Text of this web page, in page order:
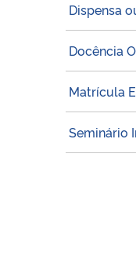
Dispensa
Docência
Matrícula
Seminário